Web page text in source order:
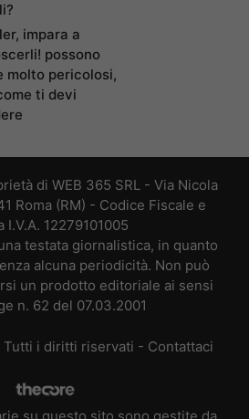
impara a
possono
molto pericolosi,
ti devi
di WEB 365 SRL - Via Nicola
Roma (RM) - Codice Fiscale e
I.V.A. 12279101005
testata giornalistica, in quanto
alcuna periodicità. Non può
un prodotto editoriale ai sensi
n. 62 del 07.03.2001
i diritti riservati - Contattaci